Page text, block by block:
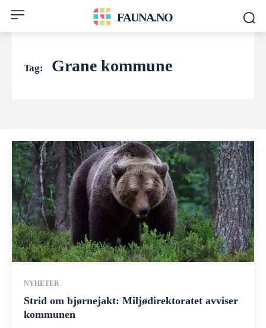
FAUNA.NO
Tag: Grane kommune
NYHETER
Strid om bjørnejakt: Miljødirektoratet avviser
kommunen